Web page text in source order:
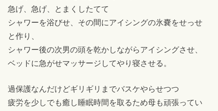
急げ、急げ、とまくしたてて
シャワーを浴びせ、その間にアイシングの氷嚢をせっせ
と作り、
シャワー後の次男の頭を乾かしながらアイシングさせ、
ベッドに急がせマッサージしてやり寝させる。
過保護なんだけどギリギリまでバスケやらせつつ
疲労を少しでも癒し睡眠時間を取るため母も頑張ってい